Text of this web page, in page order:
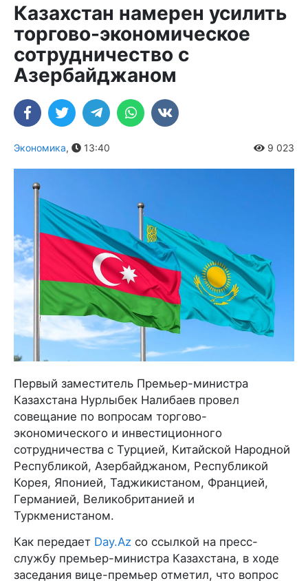
Казахстан намерен усилить
торгово-экономическое
сотрудничество с
Азербайджаном
Экономика, 13:40 9 023
Первый заместитель Премьер-министра
Казахстана Нурлыбек Налибаев провел
совещание по вопросам торгово-
экономического и инвестиционного
сотрудничества с Турцией, Китайской Народной
Республикой, Азербайджаном, Республикой
Корея, Японией, Таджикистаном, Францией,
Германией, Великобританией и
Туркменистаном.
Как передает Day.Az со ссылкой на пресс-
службу премьер-министра Казахстана, в ходе
заседания вице-премьер отметил, что вопрос